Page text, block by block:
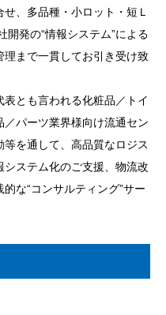
、多品種・小ロット・短Ｌ
開発の“情報システム”による
まで一貫してお引き受け致
とも言われる化粧品／トイ
パーツ業界様向け流通セン
を通して、高品質なロジス
ステム化のご支援、物流改
な“コンサルティング”サー